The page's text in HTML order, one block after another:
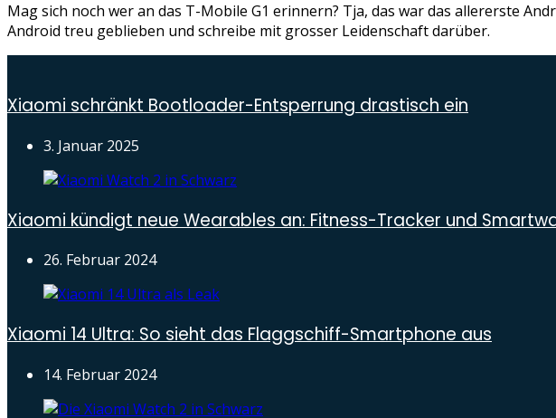
Mag sich noch wer an das T-Mobile G1 erinnern? Tja, das war das allererste
Android treu geblieben und schreibe mit grosser Leidenschaft darüber.
Xiaomi schränkt Bootloader-Entsperrung drastisch ein
3. Januar 2025
Xiaomi kündigt neue Wearables an: Fitness-Tracker und
26. Februar 2024
Xiaomi 14 Ultra: So sieht das Flaggschiff-Smartphone aus
14. Februar 2024